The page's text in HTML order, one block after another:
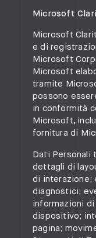
Microsoft
Microsoft
e di
Microsoft
Microsoft
tramite
possono
in conformità
Microsoft,
fornitura di
Dati Personali
dettagli di
di interazione;
diagnostici;
informazioni di
dispositivo;
pagina;